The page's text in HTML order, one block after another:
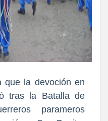
que la devoción en
tras la Batalla de
parameros